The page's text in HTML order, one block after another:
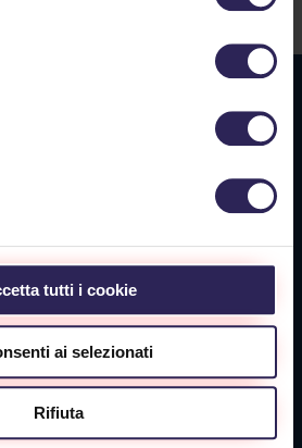
tutti i cookie
ai selezionati
Rifiuta